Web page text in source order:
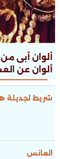
ألوان أبى
ألوان عن
شريط لجديلة
العانس